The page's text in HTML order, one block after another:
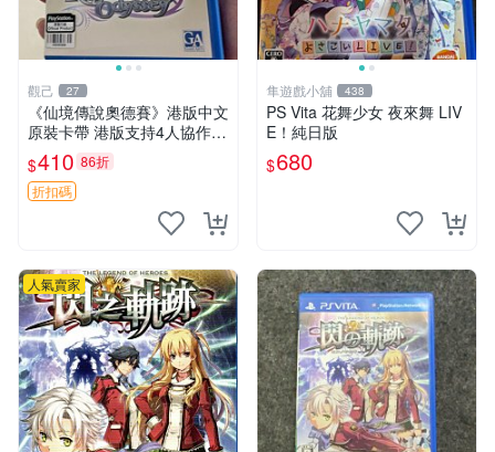
觀己 27
《仙境傳說奧德賽》港版中文
原裝卡帶 港版支持4人協作
保存完美好如新 仙境傳說 奧
德賽 港版
$410 86折
折扣碼
隼遊戲小舖 438
PS Vita 花舞少女 夜來舞 LIV
E！純日版
$680
人氣賣家